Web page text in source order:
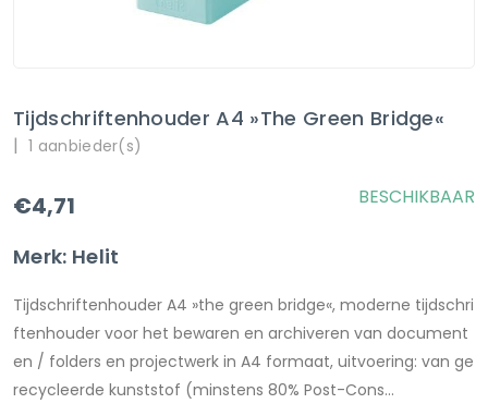
Tijdschriftenhouder A4 »the Green Bridge«
| 1 aanbieder(s)
€4,71
Merk: Helit
BESCHIKBAAR
Tijdschriftenhouder A4 »the green bridge«, moderne tijdschri
ftenhouder voor het bewaren en archiveren van document
en / folders en projectwerk in A4 formaat, uitvoering: van ge
recycleerde kunststof (minstens 80% Post-Cons...